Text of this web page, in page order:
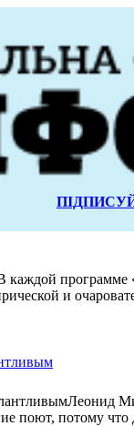
каждой программе
и
Леонид
поют, потому что